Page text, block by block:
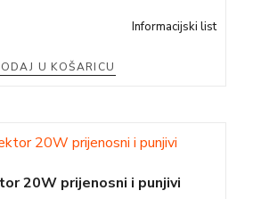
Informacijski list
U KOŠARICU
20W prijenosni i punjivi